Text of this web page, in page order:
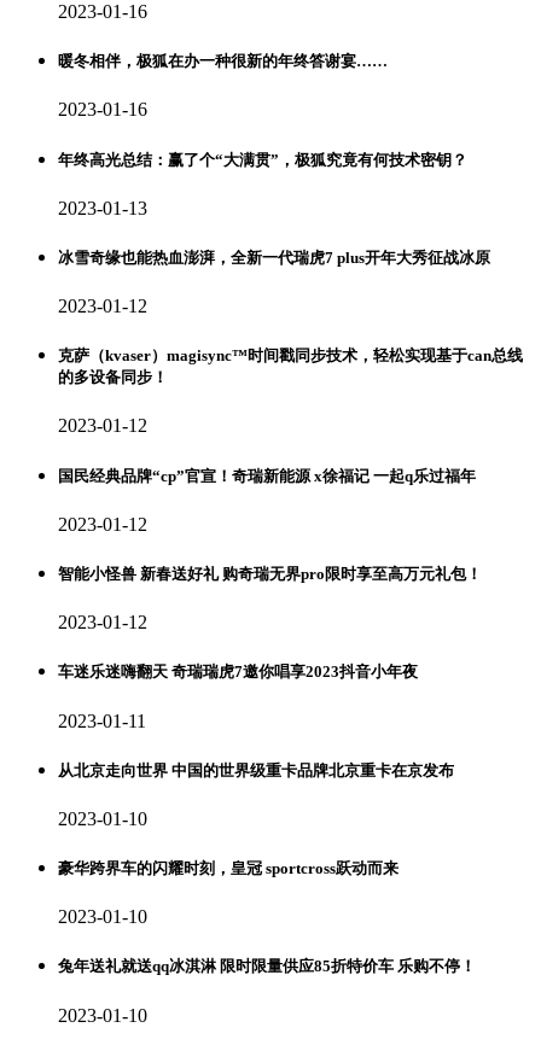
2023-01-16
暖冬相伴，极狐在办一种很新的年终答谢宴……
2023-01-16
年终高光总结：赢了个“大满贯”，极狐究竟有何技术密钥？
2023-01-13
冰雪奇缘也能热血澎湃，全新一代瑞虎7 plus开年大秀征战冰原
2023-01-12
克萨（kvaser）magisync™时间戳同步技术，轻松实现基于can总线
的多设备同步！
2023-01-12
国民经典品牌“cp”官宣！奇瑞新能源 x徐福记 一起q乐过福年
2023-01-12
智能小怪兽 新春送好礼 购奇瑞无界pro限时享至高万元礼包！
2023-01-12
车迷乐迷嗨翻天 奇瑞瑞虎7邀你唱享2023抖音小年夜
2023-01-11
从北京走向世界 中国的世界级重卡品牌北京重卡在京发布
2023-01-10
豪华跨界车的闪耀时刻，皇冠 sportcross跃动而来
2023-01-10
兔年送礼就送qq冰淇淋 限时限量供应85折特价车 乐购不停！
2023-01-10